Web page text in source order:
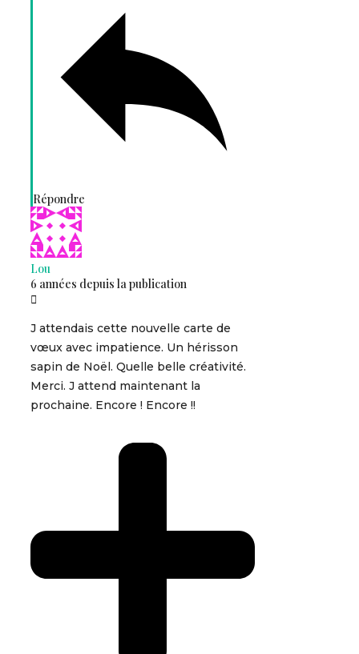
Répondre
Lou
6 années depuis la publication
J attendais cette nouvelle carte de
vœux avec impatience. Un hérisson
sapin de Noël. Quelle belle créativité.
Merci. J attend maintenant la
prochaine. Encore ! Encore !!